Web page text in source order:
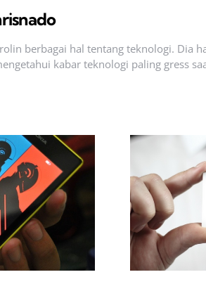
berbagai hal tentang teknologi. Dia
kabar teknologi paling gress